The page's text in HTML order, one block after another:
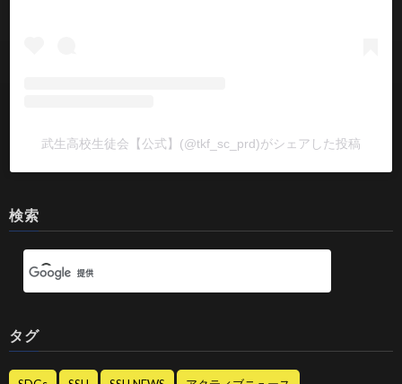
武生高校生徒会【公式】(@tkf_sc_prd)がシェアした投稿
検索
タグ